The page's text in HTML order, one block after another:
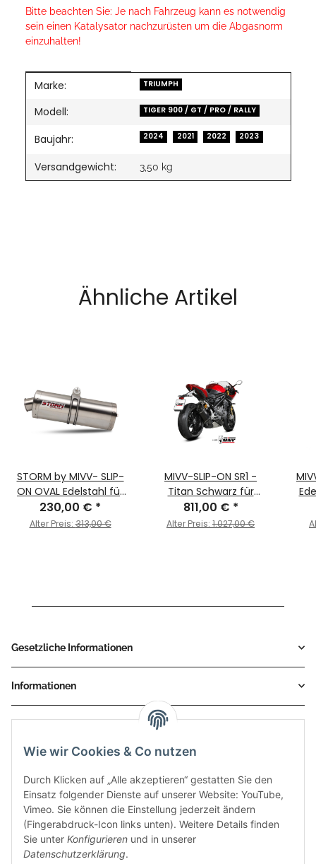
Wie wir Cookies & Co nutzen
Durch Klicken auf „Alle akzeptieren“ gestatten Sie den
Einsatz folgender Dienste auf unserer Website: YouTube,
Vimeo. Sie können die Einstellung jederzeit ändern
(Fingerabdruck-Icon links unten). Weitere Details finden
Sie unter Konfigurieren und in unserer
Datenschutzerklärung.
Bitte beachten Sie: Je nach Fahrzeug kann es notwendig
sein einen Katalysator nachzurüsten um die Abgasnorm
einzuhalten!
Produkteigenschaft
Wert
Marke: TRIUMPH
Modell: TIGER 900 / GT / PRO / RALLY
Baujahr: 2024 2021 2022 2023
Versandgewicht: 3,50 kg
Ähnliche Artikel
STORM by MIVV- SLIP-
ON OVAL Edelstahl für
TRIUMPH TIGER 900 / GT
/ PRO / RALLY Bj. 2021 >
230,00 € *
Alter Preis:313,00 €
MIVV-SLIP-ON SR1 -
Titan Schwarz für
TRIUMPH - SPEED TRIPLE
1200 RR / RS BJ. 2021 >
811,00 € *
Alter Preis: 1.027,00 €
Gesetzliche Informationen
Informationen